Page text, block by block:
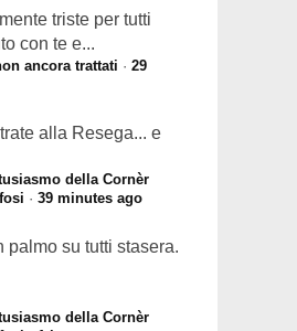
triste per tutti
con te e...
ancora trattati · 29
alla Resega... e
della Cornèr
· 39 minutes ago
palmo su tutti stasera.
della Cornèr